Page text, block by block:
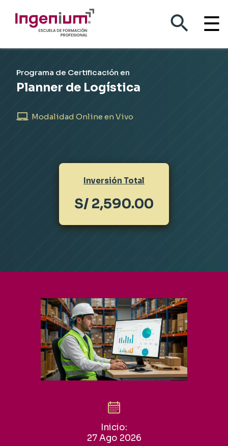
☰
Planner de Logística
Programa de Certificación en
Planner de Logística
Modalidad Online en Vivo
Inversión Total
S/ 2,590.00
Inicio:
27 Ago 2026